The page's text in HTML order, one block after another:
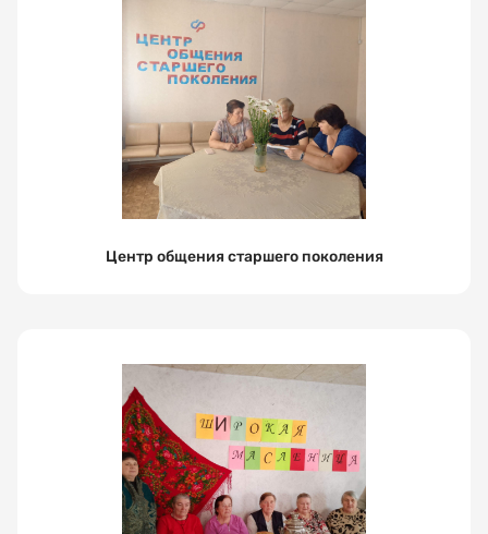
Центр общения старшего поколения
Выберите
организацию
дату
Выберите
время